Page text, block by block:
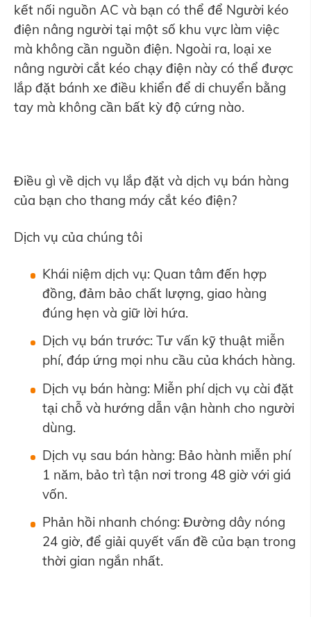
kết nối nguồn AC và bạn có thể để Người kéo
điện nâng người tại một số khu vực làm việc
mà không cần nguồn điện. Ngoài ra, loại xe
nâng người cắt kéo chạy điện này có thể được
lắp đặt bánh xe điều khiển để di chuyển bằng
tay mà không cần bất kỳ độ cứng nào.
Điều gì về dịch vụ lắp đặt và dịch vụ bán hàng
của bạn cho thang máy cắt kéo điện?
Dịch vụ của chúng tôi
Khái niệm dịch vụ: Quan tâm đến hợp
đồng, đảm bảo chất lượng, giao hàng
đúng hẹn và giữ lời hứa.
Dịch vụ bán trước: Tư vấn kỹ thuật miễn
phí, đáp ứng mọi nhu cầu của khách hàng.
Dịch vụ bán hàng: Miễn phí dịch vụ cài đặt
tại chỗ và hướng dẫn vận hành cho người
dùng.
Dịch vụ sau bán hàng: Bảo hành miễn phí
1 năm, bảo trì tận nơi trong 48 giờ với giá
vốn.
Phản hồi nhanh chóng: Đường dây nóng
24 giờ, để giải quyết vấn đề của bạn trong
thời gian ngắn nhất.